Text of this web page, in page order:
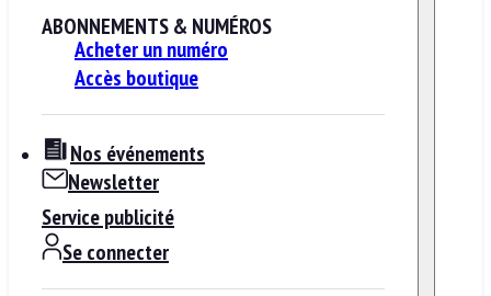
ABONNEMENTS & NUMÉROS
Acheter un numéro
Accès boutique
Nos événements
Newsletter
Service publicité
Se connecter